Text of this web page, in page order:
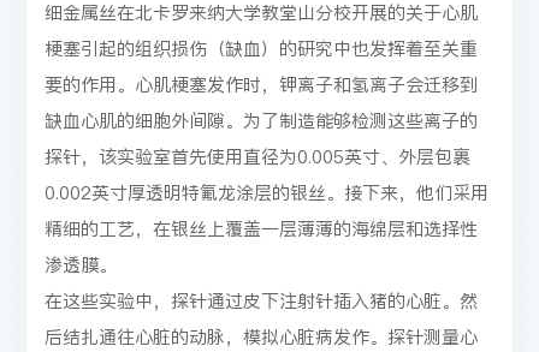
细金属丝在北卡罗来纳大学教堂山分校开展的关于心肌
梗塞引起的组织损伤（缺血）的研究中也发挥着至关重
要的作用。心肌梗塞发作时，钾离子和氢离子会迁移到
缺血心肌的细胞外间隙。为了制造能够检测这些离子的
探针，该实验室首先使用直径为0.005英寸、外层包裹
0.002英寸厚透明特氟龙涂层的银丝。接下来，他们采用
精细的工艺，在银丝上覆盖一层薄薄的海绵层和选择性
渗透膜。
在这些实验中，探针通过皮下注射针插入猪的心脏。然
后结扎通往心脏的动脉，模拟心脏病发作。探针测量心